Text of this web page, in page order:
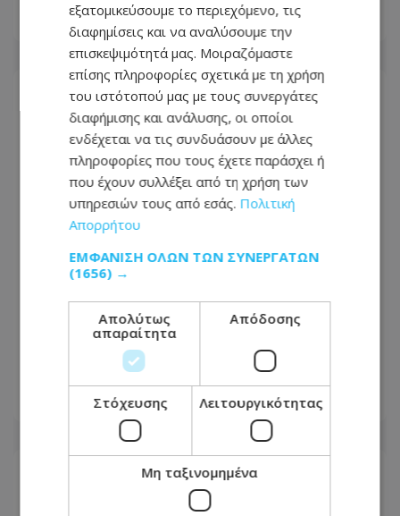
09.08.2026 - 21:53
Νέος γύρος στην κόντρα ΔΗΣΥ –
Κυβέρνησης: «Μήπως θέλουν να τους
πούμε και μπράβο;»
09.08.2026 - 19:48
εξατομικεύσουμε το περιεχόμενο, τις
διαφημίσεις και να αναλύσουμε την
επισκεψιμότητά μας. Μοιραζόμαστε
επίσης πληροφορίες σχετικά με τη χρήση
του ιστότοπού μας με τους συνεργάτες
διαφήμισης και ανάλυσης, οι οποίοι
ενδέχεται να τις συνδυάσουν με άλλες
πληροφορίες που τους έχετε παράσχει ή
που έχουν συλλέξει από τη χρήση των
υπηρεσιών τους από εσάς. Πολιτική
Απορρήτου
ΕΜΦΆΝΙΣΗ ΌΛΩΝ ΤΩΝ ΣΥΝΕΡΓΑΤΏΝ
(1656) →
Απολύτως
απαραίτητα
Απόδοσης
Στόχευσης Λειτουργικότητας
Μη ταξινομημένα